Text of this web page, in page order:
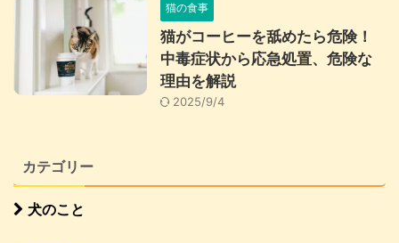
猫の食事
猫がコーヒーを舐めたら危険！
中毒症状から応急処置、危険な
理由を解説
2025/9/4
カテゴリー
犬のこと